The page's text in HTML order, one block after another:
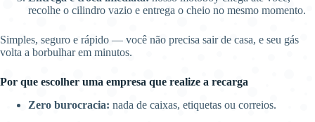
recolhe o cilindro vazio e entrega o cheio no mesmo momento.
Simples, seguro e rápido — você não precisa sair de casa, e seu gás
volta a borbulhar em minutos.
Por que escolher uma empresa que realize a recarga
Zero burocracia: nada de caixas, etiquetas ou correios.